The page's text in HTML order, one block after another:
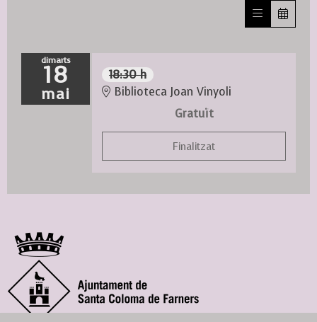
dimarts
18
mai
18:30 h
Biblioteca Joan Vinyoli
Gratuït
Finalitzat